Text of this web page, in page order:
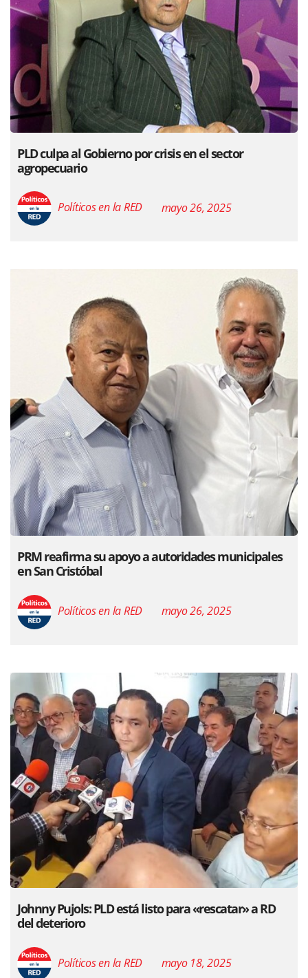
PLD culpa al Gobierno por crisis en el sector
agropecuario
Políticos en la RED mayo 26, 2025
PRM reafirma su apoyo a autoridades municipales
en San Cristóbal
Políticos en la RED mayo 26, 2025
Johnny Pujols: PLD está listo para «rescatar» a RD
del deterioro
Políticos en la RED mayo 18, 2025